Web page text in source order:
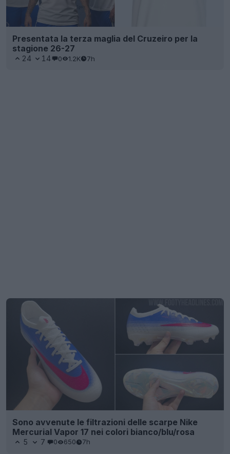
Presentata la terza maglia del Cruzeiro per la
stagione 26-27
24 14 0 1.2K 7h
Sono avvenute le filtrazioni delle scarpe Nike
Mercurial Vapor 17 nei colori bianco/blu/rosa
5 7 0 650 7h